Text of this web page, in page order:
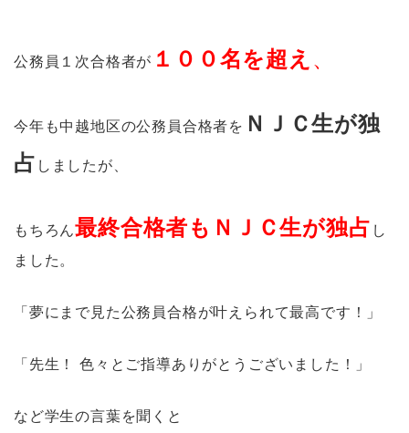
公務員１次合格者が １００名を超え 、
今年も中越地区の公務員合格者を ＮＪＣ生が独
占 しましたが、
もちろん最終合格者もＮＪＣ生が独占 し
ました。
「夢にまで見た公務員合格が叶えられて最高です！」
「先生！ 色々とご指導ありがとうございました！」
など学生の言葉を聞くと